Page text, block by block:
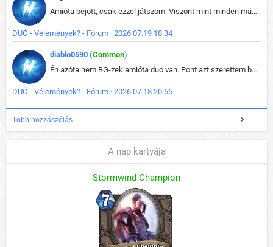
Amióta bejött, csak ezzel játszom. Viszont mint minden más - akár az alapjáték is, ez is baromira összetett lett. Néha már pár kör után is esélytelen az egész. Vagy irreállisan túltápol valaki, vagy lelép a partner, vagy csak hülye mint a segg. És amikor eljönne az én időm, na akkor jön el mindenki másé is. Engem jobban érdekelne, hogy ki milyen ratingen szokott játszani. Na ez lenne egy érdekes adat.
DUÓ - Vélemények? - Fórum · 2026.07.19 18:34
diablo0590 (Common)
Én azóta nem BG-zek amióta duo van. Pont azt szerettem benne, hogy rajtam múlik mi történik, nem pedig a társamon. Kérem vissza a régi BG-t :D
DUÓ - Vélemények? - Fórum · 2026.07.18 20:55
Több hozzászólás
A nap kártyája
Stormwind Champion